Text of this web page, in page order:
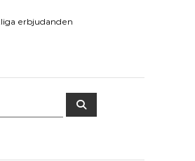
erbjudanden
S